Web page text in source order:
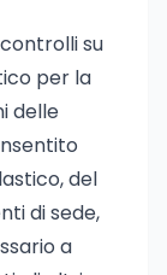
su
per la
delle
del
di sede,
a